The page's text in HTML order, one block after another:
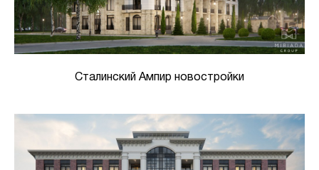
Сталинский Ампир новостройки